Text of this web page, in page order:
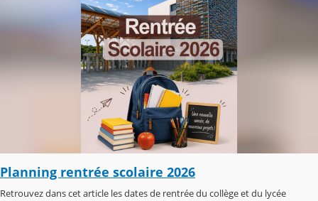
Planning rentrée scolaire 2026
Retrouvez dans cet article les dates de rentrée du collège et du lycée